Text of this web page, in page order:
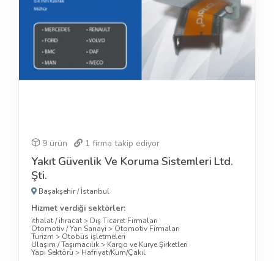
9 ürün 1 firma takip ediyor
Yakıt Güvenlik Ve Koruma Sistemleri Ltd.
Şti.
Başakşehir/İstanbul
Hizmet verdiği sektörler:
ithalat / ihracat> Dış Ticaret Firmaları
Otomotiv / Yan Sanayi > Otomotiv Firmaları
Turizm > Otobüs işletmeleri
Ulaşım / Taşımacılık> Kargo ve Kurye Şirketleri
Yapı Sektörü > Hafriyat/Kum/Çakıl